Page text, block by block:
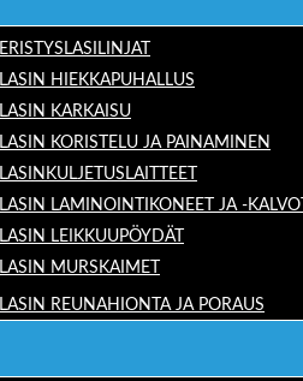
ERISTYSLASILINJAT
LASIN HIEKKAPUHALLUS
LASIN KARKAISU
LASIN KORISTELU JA PAINAMINEN
LASINKULJETUSLAITTEET
LASIN LAMINOINTIKONEET JA -KALVOT
LASIN LEIKKUUPÖYDÄT
LASIN MURSKAIMET
LASIN REUNAHIONTA JA PORAUS